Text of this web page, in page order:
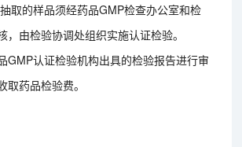
取的样品须经药品GMP检查办公室和检
，由检验协调处组织实施认证检验。
GMP认证检验机构出具的检验报告进行审
取药品检验费。